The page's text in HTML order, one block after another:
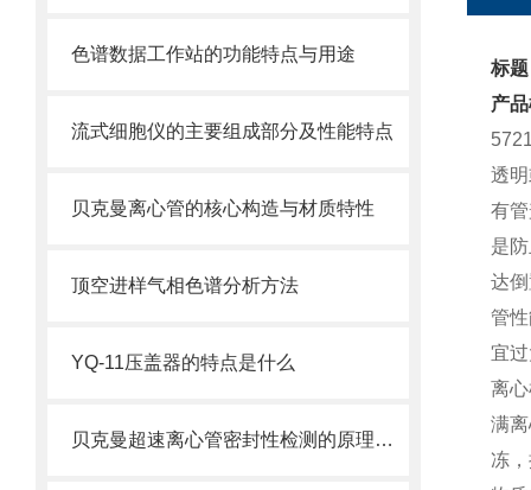
色谱数据工作站的功能特点与用途
流式细胞仪的主要组成部分及性能特点
贝克曼离心管的核心构造与材质特性
顶空进样气相色谱分析方法
YQ-11压盖器的特点是什么
贝克曼超速离心管密封性检测的原理及方法是什么
标
产
透
有
是
达
管
宜
离
满
冻